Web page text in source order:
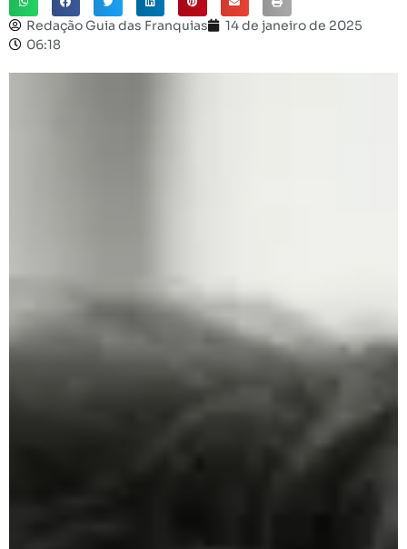
Redação Guia das Franquias
14 de janeiro de 2025
06:18